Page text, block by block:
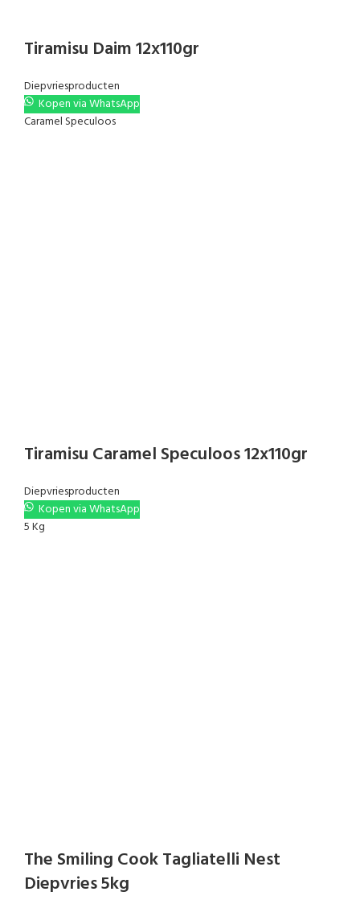
Tiramisu Daim 12x110gr
Diepvriesproducten
Kopen via WhatsApp
Caramel Speculoos
Tiramisu Caramel Speculoos 12x110gr
Diepvriesproducten
Kopen via WhatsApp
5 Kg
The Smiling Cook Tagliatelli Nest
Diepvries 5kg